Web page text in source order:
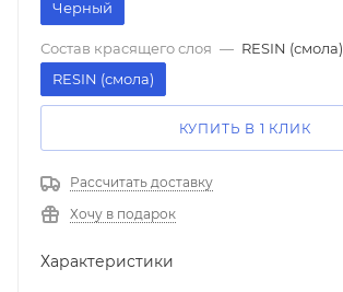
Черный
Состав красящего слоя — RESIN (смола)
RESIN (смола)
КУПИТЬ В 1 КЛИК
Рассчитать доставку
Хочу в подарок
Характеристики